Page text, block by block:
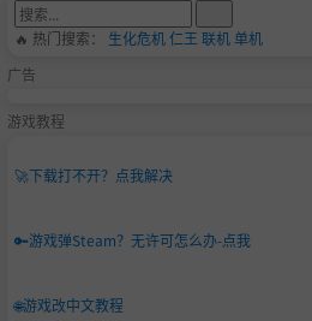
🔥 热门搜索： 生化危机仁王 联机单机
广告
游戏教程
🚀下载打不开？点我解决
🔑游戏弹Steam？无许可怎么办-点我
🌐游戏改中文教程